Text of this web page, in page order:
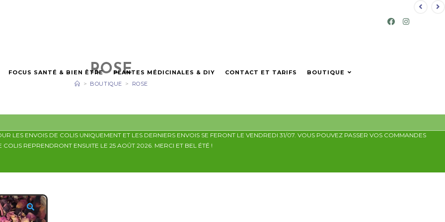
FOCUS SANTÉ & BIEN ÊTRE PLANTES MÉDICINALES & DIY CONTACT ET TARIFS BOUTIQUE
ROSE
> BOUTIQUE > ROSE
LES ENVOIS DE COLIS UNIQUEMENT ET LES DERNIERS ENVOIS SE FERONT LE VENDREDI 31/07. VOUS POUVEZ PASSER VOS COMMANDES
REPRENDRONT ENSUITE LE 25 AOÛT 2026. MERCI ET BEL ÉTÉ !